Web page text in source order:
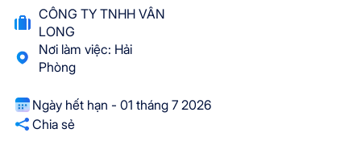
CÔNG TY TNHH VÂN
LONG
Nơi làm việc: Hải
Phòng
Ngày hết hạn - 01 tháng 7 2026
Chia sẻ